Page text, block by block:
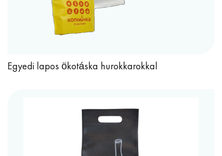
Egyedi lapos ökotáska hurokkarokkal